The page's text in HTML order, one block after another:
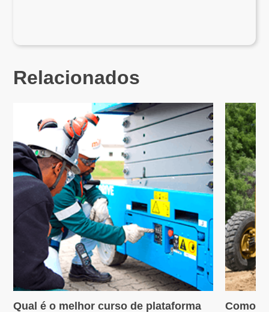
Relacionados
Plataformas Elevatórias
Qual é o melhor curso de plataforma
Como